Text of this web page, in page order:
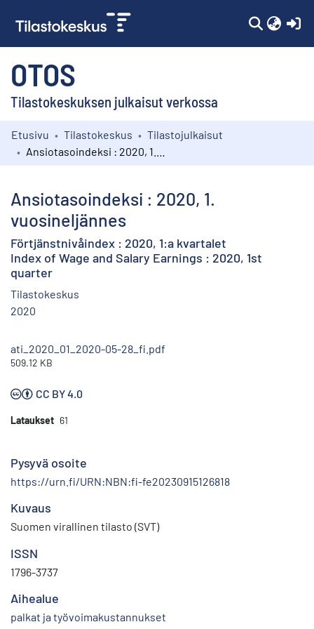
OTOS
Tilastokeskuksen julkaisut verkossa
Kokoelmat
Etusivu Tilastokeskus
Tilastojulkaisut
Ansiotasoindeksi : 2020, 1.
vuosineljännes
Förtjänstnivåindex : 2020, 1:a kvartalet
Index of Wage and Salary Earnings : 2020, 1st
quarter
Tilastokeskus
2020
ati_2020_01_2020-05-28_fi.pdf
509.12 KB
CC BY 4.0
Lataukset 61
Pysyvä osoite
https://urn.fi/URN:NBN:fi-fe20230915126818
Kuvaus
Suomen virallinen tilasto (SVT)
ISSN
1796-3737
Aihealue
palkat ja työvoimakustannukset